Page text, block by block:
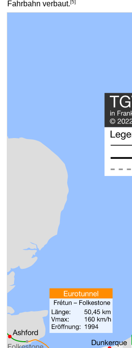
Fahrbahn verbaut.[5]